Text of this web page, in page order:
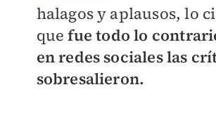
halagos y aplausos, lo
que fue todo lo
en redes sociales las
sobresalieron.